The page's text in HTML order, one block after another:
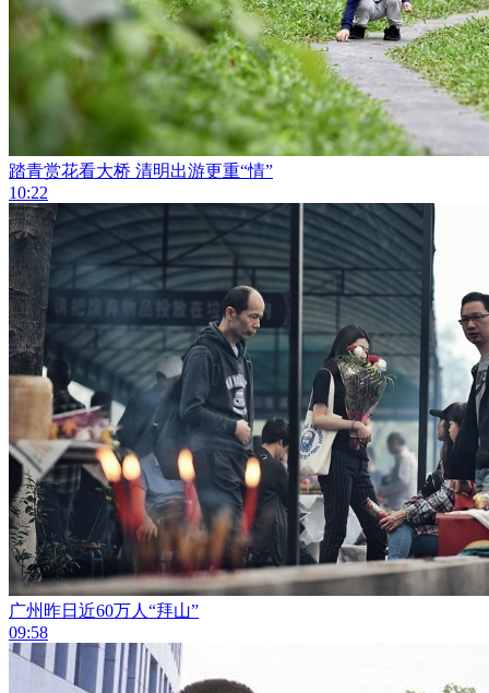
踏青赏花看大桥 清明出游更重“情”
10:22
广州昨日近60万人“拜山”
09:58